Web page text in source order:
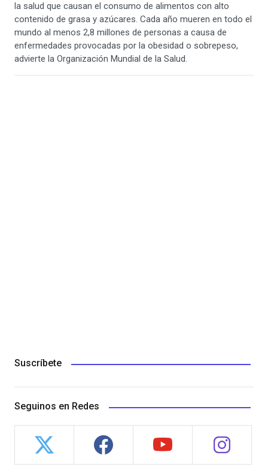
la salud que causan el consumo de alimentos con alto
contenido de grasa y azúcares. Cada año mueren en todo el
mundo al menos 2,8 millones de personas a causa de
enfermedades provocadas por la obesidad o sobrepeso,
advierte la Organización Mundial de la Salud.
Suscríbete
Seguinos en Redes